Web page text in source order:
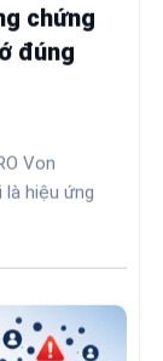
chứng
đúng
Von
hiệu ứng